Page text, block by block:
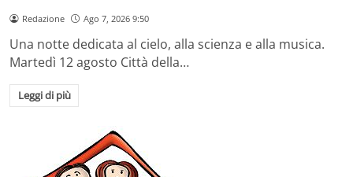
Redazione Ago 7, 2026 9:50
Una notte dedicata al cielo, alla scienza e alla musica.
Martedì 12 agosto Città della…
Leggi di più